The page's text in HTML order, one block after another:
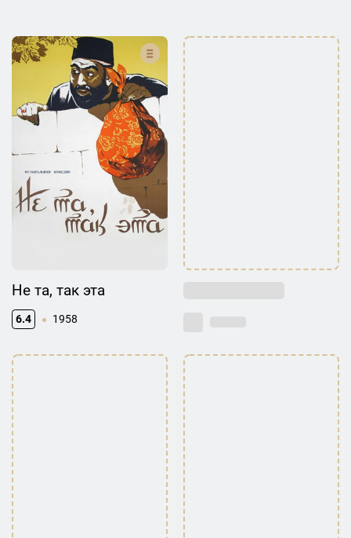
Азербайджанского государственного университета. С 1965
года по 18 января 2011 года работала заведующей отделом в
Национальной библиотеке Азербайджана имени Ахундова.
Тамара Гёзалова, начавшая работу в Бакинской телестудии в
1956–1959 годах, стала первой женщиной-диктором
Азербайджанского государственного телевидения. Она
сыграла знаменитую роль Гульназ в фильме «Не та, так эта»,
который считается шедевром азербайджанского
кинематографа и основан на одноимённой оперетте Узеира
Гаджибекова, и широко известен как «Машади Ибад». Тамара
Гёзалова, имевшая одного ребенка, умерла от рака. Она была
Не та, так эта
6.4 1958